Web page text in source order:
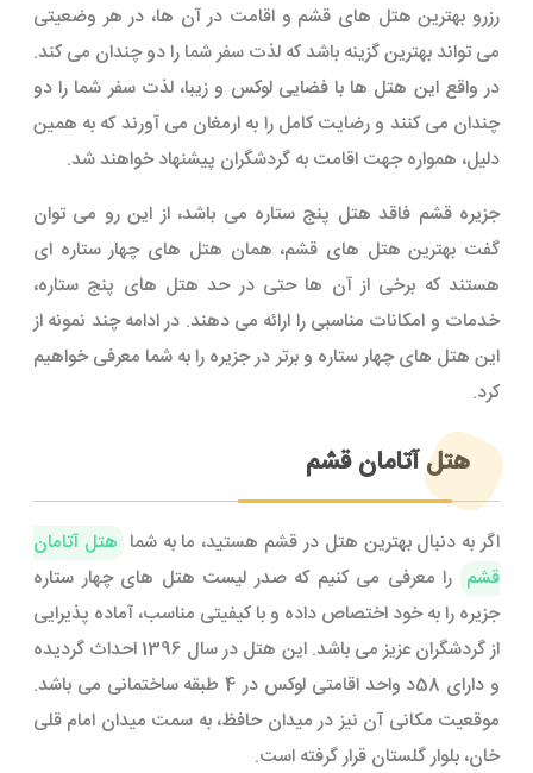
رزرو بهترین هتل های قشم و اقامت در آن ها، در هر وضعیتی
می تواند بهترین گزینه باشد که لذت سفر شما را دو چندان می کند.
در واقع این هتل ها با فضایی لوکس و زیبا، لذت سفر شما را دو
چندان می کنند و رضایت کامل را به ارمغان می آورند که به همین
دلیل، همواره جهت اقامت به گردشگران پیشنهاد خواهند شد.
جزیره قشم فاقد هتل پنج ستاره می باشد، از این رو می توان
گفت بهترین هتل های قشم، همان هتل های چهار ستاره ای
هستند که برخی از آن ها حتی در حد هتل های پنج ستاره،
خدمات و امکانات مناسبی را ارائه می دهند. در ادامه چند نمونه از
این هتل های چهار ستاره و برتر در جزیره را به شما معرفی خواهیم
کرد.
هتل آتامان قشم
اگر به دنبال بهترین هتل در قشم هستید، ما به شما هتل آتامان
قشم را معرفی می کنیم که صدر لیست هتل های چهار ستاره
جزیره را به خود اختصاص داده و با کیفیتی مناسب، آماده پذیرایی
از گردشگران عزیز می باشد. این هتل در سال 1396 احداث گردیده
و دارای 58د واحد اقامتی لوکس در 4 طبقه ساختمانی می باشد.
موقعیت مکانی آن نیز در میدان حافظ، به سمت میدان امام قلی
خان، بلوار گلستان قرار گرفته است.